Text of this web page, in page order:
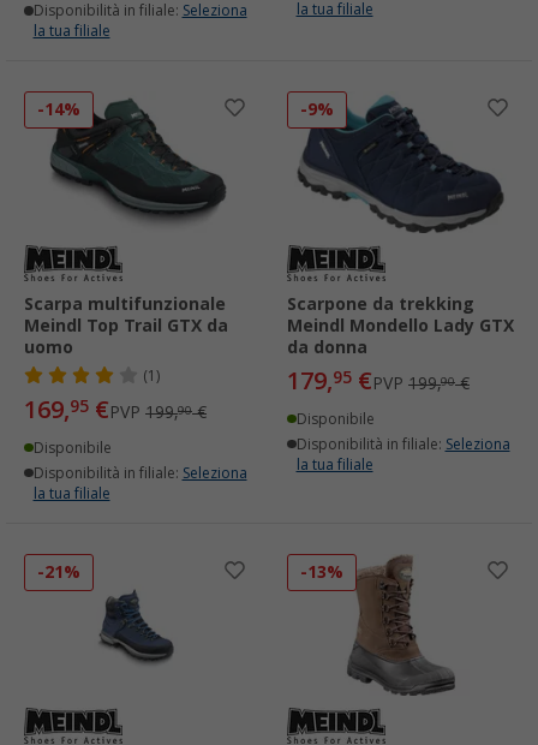
Disponibilità in filiale: Seleziona
la tua filiale
la tua filiale
-14%
Scarpa multifunzionale
Meindl Top Trail GTX da
uomo
(1)
169,95 €PVP 199,90€
Disponibile
Disponibilità in filiale: Seleziona
la tua filiale
-9%
Scarpone da trekking
Meindl Mondello Lady GTX
da donna
179,95 €PVP 199,90€
Disponibile
Disponibilità in filiale: Seleziona
la tua filiale
-21% -13%